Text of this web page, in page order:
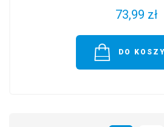
73,99 zł
DO